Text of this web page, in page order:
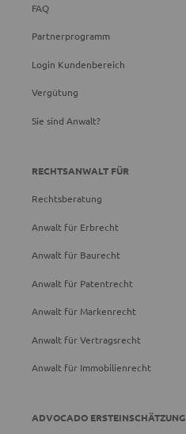
FAQ
Partnerprogramm
Login Kundenbereich
Vergütung
Sie sind Anwalt?
RECHTSANWALT FÜR
Rechtsberatung
Anwalt für Erbrecht
Anwalt für Baurecht
Anwalt für Patentrecht
Anwalt für Markenrecht
Anwalt für Vertragsrecht
Anwalt für Immobilienrecht
ADVOCADO ERSTEINSCHÄTZUNG